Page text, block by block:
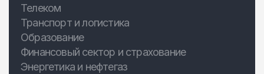
Телеком
Транспорт и логистика
Образование
Финансовый сектор и страхование
Энергетика и нефтегаз